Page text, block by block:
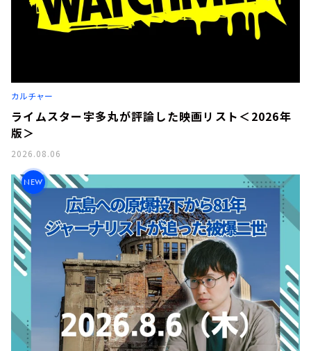
カルチャー
ライムスター宇多丸が評論した映画リスト＜2026年
版＞
2026.08.06
NEW